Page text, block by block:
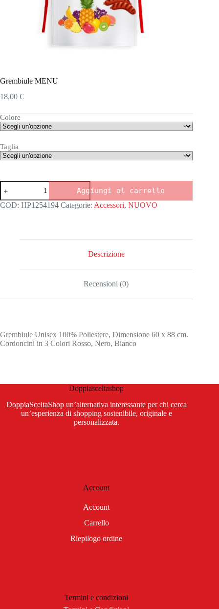
Grembiule MENU
18,00 €
Colore
Taglia
Grembiule
MENU
quantità
Aggiungi al carrello
COD: HP1254194 Categorie: Accessori, NUOVO
Descrizione
Recensioni (0)
Grembiule Unisex 100% Poliestere, Dimensione 60 x 88 cm.
Cordoncini in 3 Colori Rosso, Nero, Bianco
Doppiasceltashop
DoppiaSceltaShop un’alternativa interessante per chi cerca
un’esperienza di shopping sostenibile, originale e
personalizzata.
Account
Account
Carrello
Riepilogo ordine
Termini e condizioni